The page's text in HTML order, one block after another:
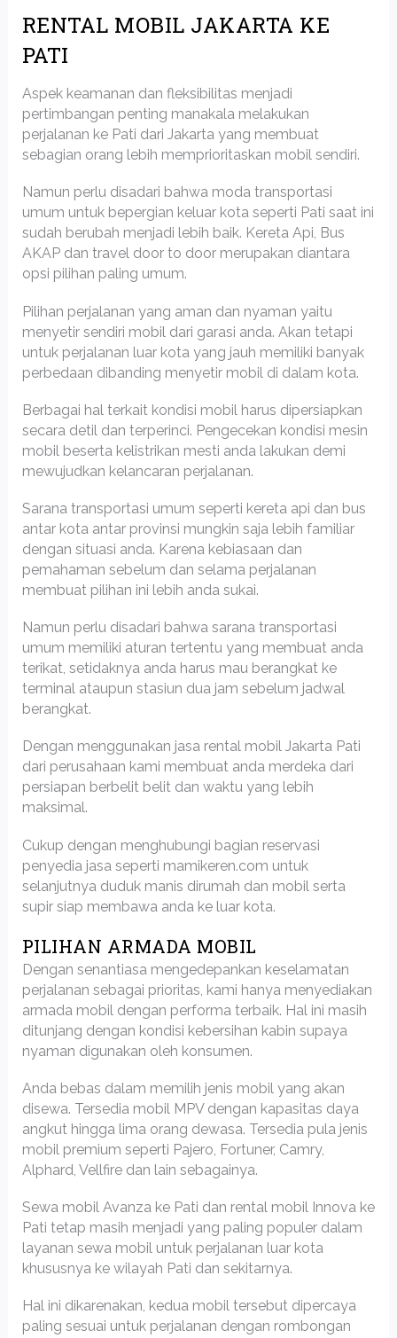
RENTAL MOBIL JAKARTA KE
PATI
Aspek keamanan dan fleksibilitas menjadi
pertimbangan penting manakala melakukan
perjalanan ke Pati dari Jakarta yang membuat
sebagian orang lebih memprioritaskan mobil sendiri.
Namun perlu disadari bahwa moda transportasi
umum untuk bepergian keluar kota seperti Pati saat ini
sudah berubah menjadi lebih baik. Kereta Api, Bus
AKAP dan travel door to door merupakan diantara
opsi pilihan paling umum.
Pilihan perjalanan yang aman dan nyaman yaitu
menyetir sendiri mobil dari garasi anda. Akan tetapi
untuk perjalanan luar kota yang jauh memiliki banyak
perbedaan dibanding menyetir mobil di dalam kota.
Berbagai hal terkait kondisi mobil harus dipersiapkan
secara detil dan terperinci. Pengecekan kondisi mesin
mobil beserta kelistrikan mesti anda lakukan demi
mewujudkan kelancaran perjalanan.
Sarana transportasi umum seperti kereta api dan bus
antar kota antar provinsi mungkin saja lebih familiar
dengan situasi anda. Karena kebiasaan dan
pemahaman sebelum dan selama perjalanan
membuat pilihan ini lebih anda sukai.
Namun perlu disadari bahwa sarana transportasi
umum memiliki aturan tertentu yang membuat anda
terikat, setidaknya anda harus mau berangkat ke
terminal ataupun stasiun dua jam sebelum jadwal
berangkat.
Dengan menggunakan jasa rental mobil Jakarta Pati
dari perusahaan kami membuat anda merdeka dari
persiapan berbelit belit dan waktu yang lebih
maksimal.
Cukup dengan menghubungi bagian reservasi
penyedia jasa seperti mamikeren.com untuk
selanjutnya duduk manis dirumah dan mobil serta
supir siap membawa anda ke luar kota.
PILIHAN ARMADA MOBIL
Dengan senantiasa mengedepankan keselamatan
perjalanan sebagai prioritas, kami hanya menyediakan
armada mobil dengan performa terbaik. Hal ini masih
ditunjang dengan kondisi kebersihan kabin supaya
nyaman digunakan oleh konsumen.
Anda bebas dalam memilih jenis mobil yang akan
disewa. Tersedia mobil MPV dengan kapasitas daya
angkut hingga lima orang dewasa. Tersedia pula jenis
mobil premium seperti Pajero, Fortuner, Camry,
Alphard, Vellfire dan lain sebagainya.
Sewa mobil Avanza ke Pati dan rental mobil Innova ke
Pati tetap masih menjadi yang paling populer dalam
layanan sewa mobil untuk perjalanan luar kota
khususnya ke wilayah Pati dan sekitarnya.
Hal ini dikarenakan, kedua mobil tersebut dipercaya
paling sesuai untuk perjalanan dengan rombongan